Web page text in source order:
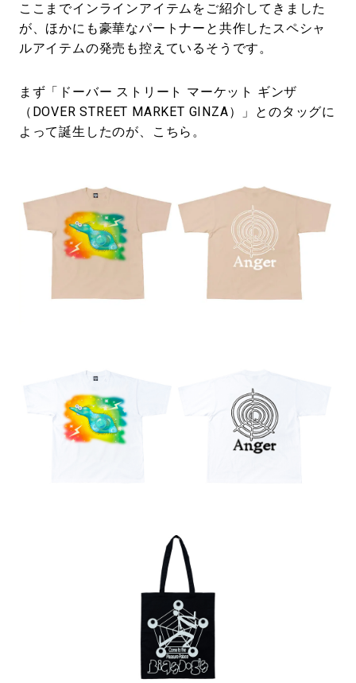
ここまでインラインアイテムをご紹介してきました
が、ほかにも豪華なパートナーと共作したスペシャ
ルアイテムの発売も控えているそうです。
まず「ドーバー ストリート マーケット ギンザ
（DOVER STREET MARKET GINZA）」とのタッグに
よって誕生したのが、こちら。